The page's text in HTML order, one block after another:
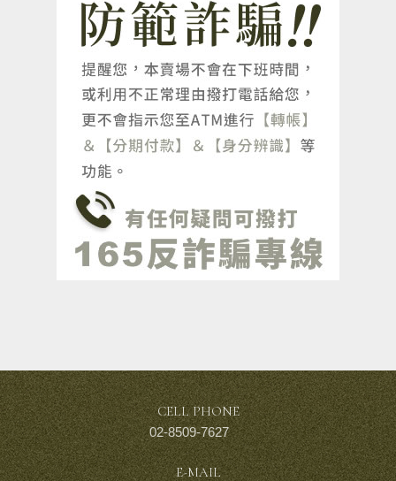
CELL PHONE
02-8509-7627
E-MAIL